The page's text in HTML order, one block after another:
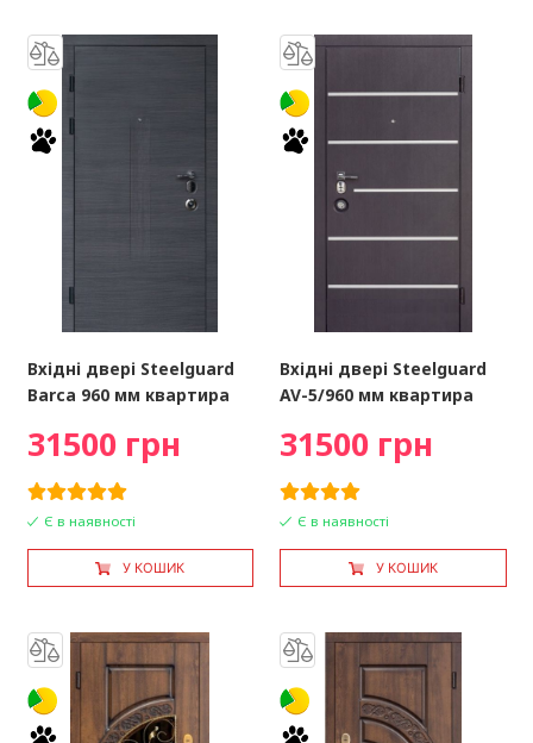
Вхідні двері Steelguard
Barca 960 мм квартира
31500 грн
Є в наявності
У КОШИК
Вхідні двері Steelguard
AV-5/960 мм квартира
31500 грн
Є в наявності
У КОШИК